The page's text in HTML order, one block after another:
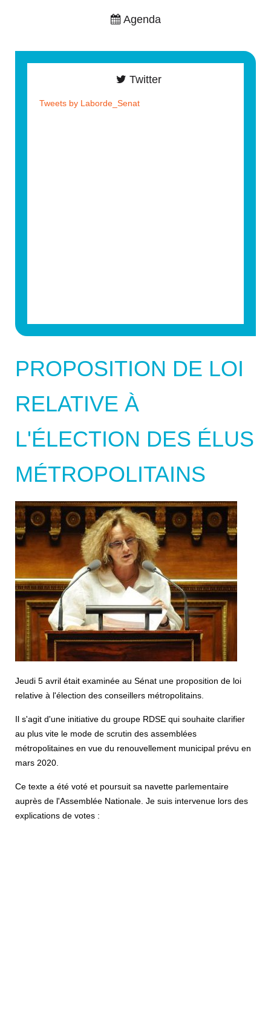
PROPOSITION DE LOI
RELATIVE À
L'ÉLECTION DES ÉLUS
MÉTROPOLITAINS
Jeudi 5 avril était examinée au Sénat une proposition de loi
relative à l'élection des conseillers métropolitains.
Il s'agit d'une initiative du groupe RDSE qui souhaite clarifier
au plus vite le mode de scrutin des assemblées
métropolitaines en vue du renouvellement municipal prévu en
mars 2020.
Ce texte a été voté et poursuit sa navette parlementaire
auprès de l'Assemblée Nationale. Je suis intervenue lors des
explications de votes :
Agenda
Twitter
Tweets by Laborde_Senat